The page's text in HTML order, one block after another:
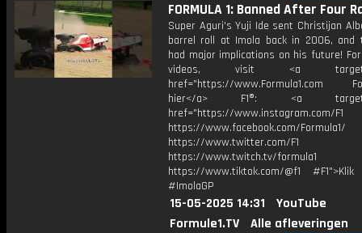
FORMULA 1: Banned After Four
Super Aguri's Yuji Ide sent Christijan
barrel roll at Imola back in 2006, and
had major implications on his future! For
videos, visit <a
href="https://www.Formula1.com
hier</a> F1®: <a
href="https://www.instagram.com/F1
https://www.facebook.com/Formula1/
https://www.twitter.com/F1
https://www.twitch.tv/formula1
https://www.tiktok.com/@f1
#ImolaGP
15-05-2025 14:31
YouTube
Formule1.TV
Alle afleveringen